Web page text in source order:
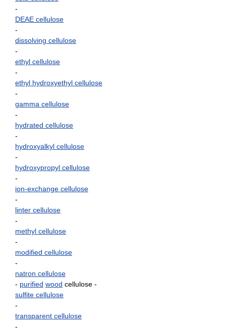
-
DEAE cellulose
-
dissolving cellulose
-
ethyl cellulose
-
ethyl hydroxyethyl cellulose
-
gamma cellulose
-
hydrated cellulose
-
hydroxyalkyl cellulose
-
hydroxypropyl cellulose
-
ion-exchange cellulose
-
linter cellulose
-
methyl cellulose
-
modified cellulose
-
natron cellulose
- purified wood cellulose -
sulfite cellulose
-
transparent cellulose
-